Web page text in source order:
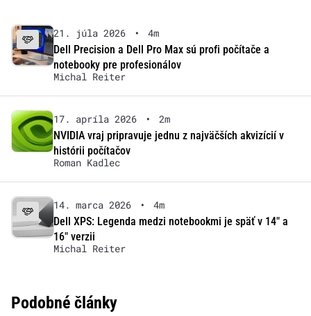
21. júla 2026 •
4m
Dell Precision a Dell Pro Max sú profi počítače a
notebooky pre profesionálov
Michal Reiter
17. apríla 2026 •
2m
NVIDIA vraj pripravuje jednu z najväčších akvizícií v
histórii počítačov
Roman Kadlec
14. marca 2026 •
4m
Dell XPS: Legenda medzi notebookmi je späť v 14″ a
16″ verzii
Michal Reiter
Podobné články